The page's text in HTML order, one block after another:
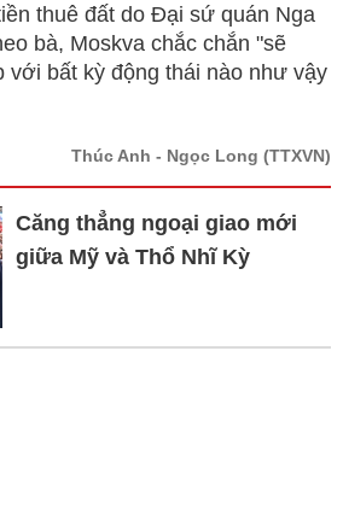
thuê đất do Đại sứ quán Nga
bà, Moskva chắc chắn "sẽ
với bất kỳ động thái nào như vậy
Thúc Anh - Ngọc Long (TTXVN)
Căng thẳng ngoại giao mới
giữa Mỹ và Thổ Nhĩ Kỳ